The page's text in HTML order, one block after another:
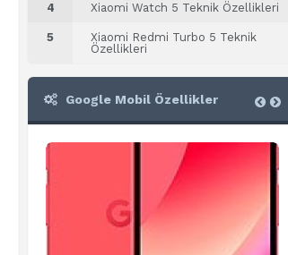
4 Xiaomi Watch 5 Teknik Özellikleri
5
Xiaomi Redmi Turbo 5 Teknik
Özellikleri
Google Mobil Özellikler